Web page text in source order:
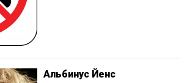
Альбинус Йенс